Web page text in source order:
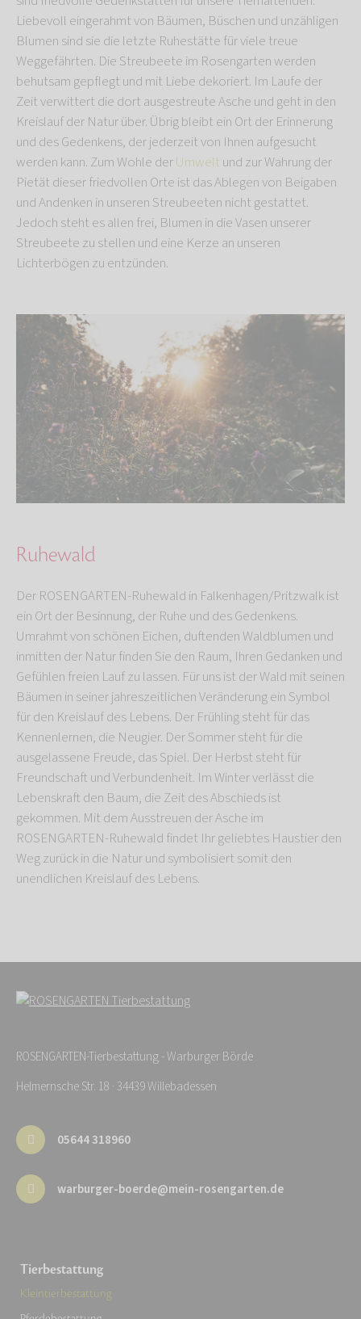
Liebevoll eingerahmt von Bäumen, Büschen und unzähligen
Blumen sind sie die letzte Ruhestätte für viele treue
Weggefährten. Die Streubeete im Rosengarten werden
behutsam gepflegt und mit Liebe dekoriert. Im Laufe der
Zeit verwittert die dort ausgestreute Asche und geht in den
Kreislauf der Natur über. Übrig bleibt ein Ort der Erinnerung
und des Gedenkens, der jederzeit von Ihnen aufgesucht
werden kann. Zum Wohle derUmwelt und zur Wahrung der
Pietät dieser friedvollen Orte ist das Ablegen von Beigaben
und Andenken in unseren Streubeeten nicht gestattet.
Jedoch steht es allen frei, Blumen in die Vasen unserer
Streubeete zu stellen und eine Kerze an unseren
Lichterbögen zu entzünden.
Ruhewald
Der ROSENGARTEN-Ruhewald in Falkenhagen/Pritzwalk ist
ein Ort der Besinnung, der Ruhe und des Gedenkens.
Umrahmt von schönen Eichen, duftenden Waldblumen und
inmitten der Natur finden Sie den Raum, Ihren Gedanken und
Gefühlen freien Lauf zu lassen. Für uns ist der Wald mit seinen
Bäumen in seiner jahreszeitlichen Veränderung ein Symbol
für den Kreislauf des Lebens. Der Frühling steht für das
Kennenlernen, die Neugier. Der Sommer steht für die
ausgelassene Freude, das Spiel. Der Herbst steht für
Freundschaft und Verbundenheit. Im Winter verlässt die
Lebenskraft den Baum, die Zeit des Abschieds ist
gekommen. Mit dem Ausstreuen der Asche im
ROSENGARTEN-Ruhewald findet Ihr geliebtes Haustier den
Weg zurück in die Natur und symbolisiert somit den
unendlichen Kreislauf des Lebens.
ROSENGARTEN-Tierbestattung - Warburger Börde
Helmernsche Str. 18 · 34439 Willebadessen
05644 318960
warburger-boerde@mein-rosengarten.de
Tierbestattung
Kleintierbestattung